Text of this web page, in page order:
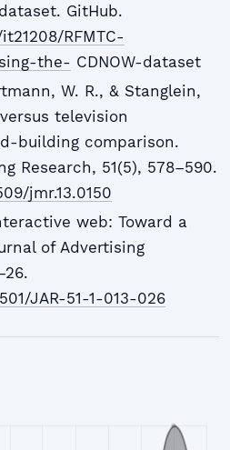
GitHub.
RFMTC-
the- CDNOW-dataset
W. R., & Stanglein,
television
building comparison.
Research, 51(5), 578–590.
jmr.13.0150
web: Toward a
of Advertising
JAR-51-1-013-026